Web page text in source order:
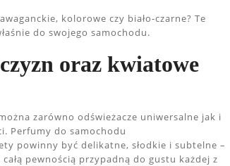
kolorowe czy biało-czarne? Te
do swojego samochodu.
oraz kwiatowe
zarówno odświeżacze uniwersalne jak i
Perfumy do samochodu
powinny być delikatne, słodkie i subtelne –
pewnością przypadną do gustu każdej z